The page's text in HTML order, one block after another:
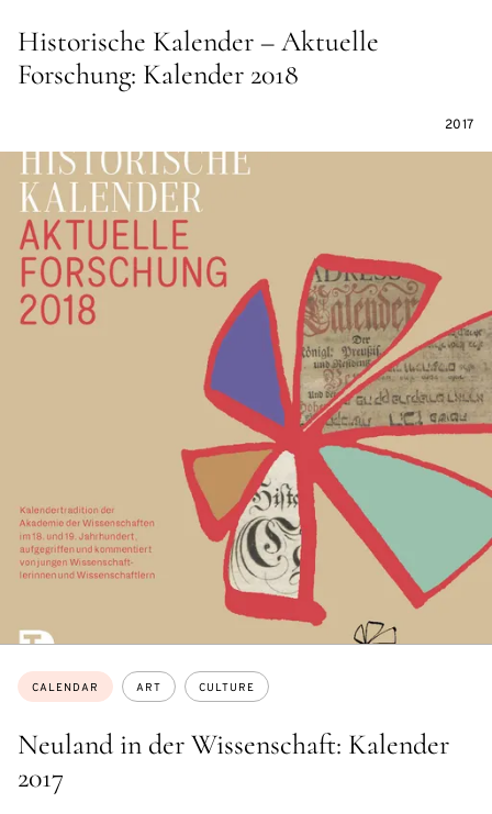
Historische Kalender – Aktuelle
Forschung: Kalender 2018
2017
Neuland in der Wissenschaft: Kalender
2017
Topics:
CALENDAR ART CULTURE